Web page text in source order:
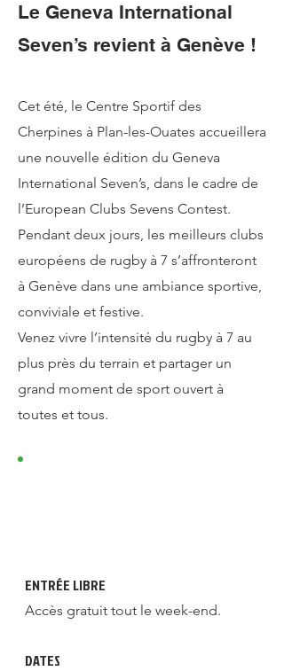
Le Geneva International
Seven’s revient à Genève !
Cet été, le Centre Sportif des
Cherpines à Plan-les-Ouates accueillera
une nouvelle édition du Geneva
International Seven’s, dans le cadre de
l’European Clubs Sevens Contest.
Pendant deux jours, les meilleurs clubs
européens de rugby à 7 s’affronteront
à Genève dans une ambiance sportive,
conviviale et festive.
Venez vivre l’intensité du rugby à 7 au
plus près du terrain et partager un
grand moment de sport ouvert à
toutes et tous.
ENTRÉE LIBRE
Accès gratuit tout le week-end.
DATES